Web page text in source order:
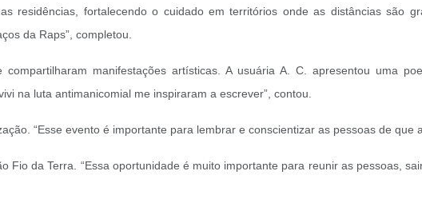
residências, fortalecendo o cuidado em territórios onde as distâncias são
da Raps”, completou.
manifestações artísticas. A usuária A. C. apresentou uma
na luta antimanicomial me inspiraram a escrever”, contou.
“Esse evento é importante para lembrar e conscientizar as pessoas de que
Fio da Terra. “Essa oportunidade é muito importante para reunir as pessoas,